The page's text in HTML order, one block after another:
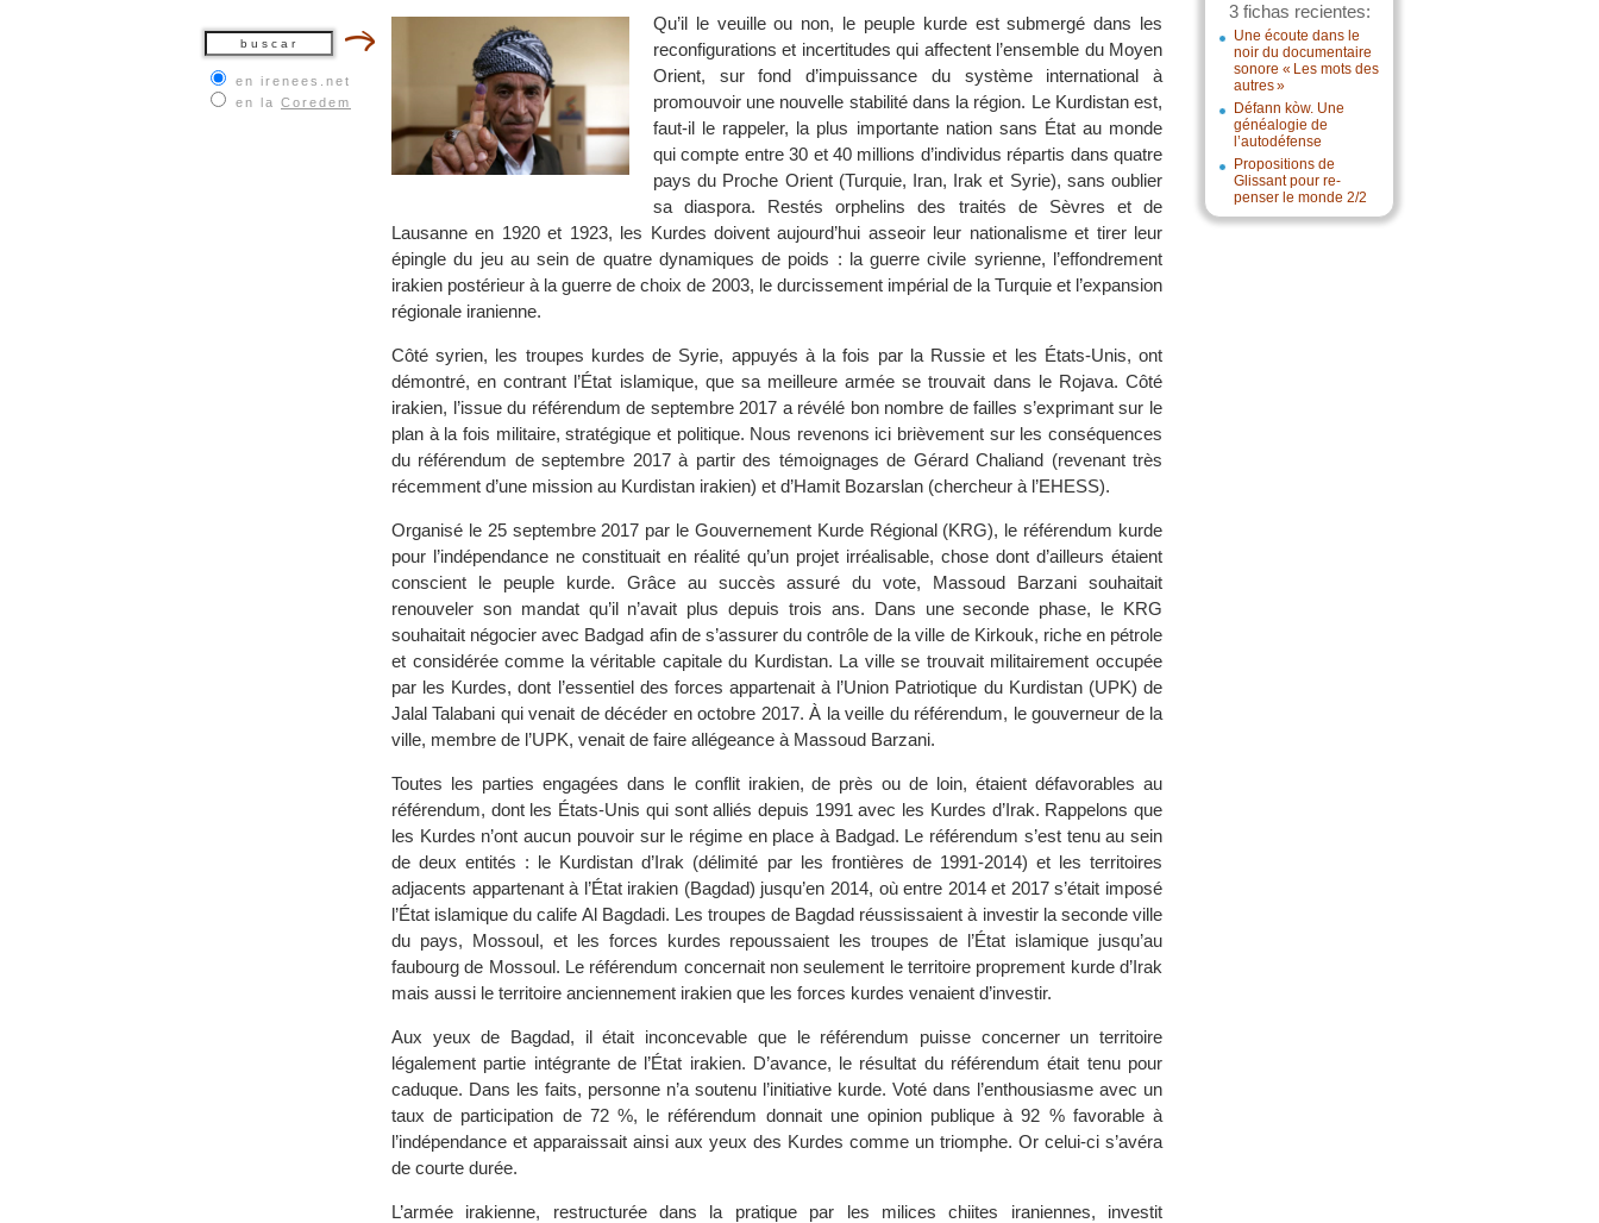
en irenees.net
en la Coredem
3 fichas recientes:
Une écoute dans le
noir du documentaire
sonore « Les mots des
autres »
Défann kòw. Une
généalogie de
l’autodéfense
Propositions de
Glissant pour re-
penser le monde 2/2
Qu’il le veuille ou non, le peuple kurde est submergé dans les
reconfigurations et incertitudes qui affectent l’ensemble du Moyen
Orient, sur fond d’impuissance du système international à
promouvoir une nouvelle stabilité dans la région. Le Kurdistan est,
faut-il le rappeler, la plus importante nation sans État au monde
qui compte entre 30 et 40 millions d’individus répartis dans quatre
pays du Proche Orient (Turquie, Iran, Irak et Syrie), sans oublier
sa diaspora. Restés orphelins des traités de Sèvres et de
Lausanne en 1920 et 1923, les Kurdes doivent aujourd’hui asseoir leur nationalisme et tirer leur
épingle du jeu au sein de quatre dynamiques de poids : la guerre civile syrienne, l’effondrement
irakien postérieur à la guerre de choix de 2003, le durcissement impérial de la Turquie et l’expansion
régionale iranienne.
Côté syrien, les troupes kurdes de Syrie, appuyés à la fois par la Russie et les États-Unis, ont
démontré, en contrant l’État islamique, que sa meilleure armée se trouvait dans le Rojava. Côté
irakien, l’issue du référendum de septembre 2017 a révélé bon nombre de failles s’exprimant sur le
plan à la fois militaire, stratégique et politique. Nous revenons ici brièvement sur les conséquences
du référendum de septembre 2017 à partir des témoignages de Gérard Chaliand (revenant très
récemment d’une mission au Kurdistan irakien) et d’Hamit Bozarslan (chercheur à l’EHESS).
Organisé le 25 septembre 2017 par le Gouvernement Kurde Régional (KRG), le référendum kurde
pour l’indépendance ne constituait en réalité qu’un projet irréalisable, chose dont d’ailleurs étaient
conscient le peuple kurde. Grâce au succès assuré du vote, Massoud Barzani souhaitait
renouveler son mandat qu’il n’avait plus depuis trois ans. Dans une seconde phase, le KRG
souhaitait négocier avec Badgad afin de s’assurer du contrôle de la ville de Kirkouk, riche en pétrole
et considérée comme la véritable capitale du Kurdistan. La ville se trouvait militairement occupée
par les Kurdes, dont l’essentiel des forces appartenait à l’Union Patriotique du Kurdistan (UPK) de
Jalal Talabani qui venait de décéder en octobre 2017. À la veille du référendum, le gouverneur de la
ville, membre de l’UPK, venait de faire allégeance à Massoud Barzani.
Toutes les parties engagées dans le conflit irakien, de près ou de loin, étaient défavorables au
référendum, dont les États-Unis qui sont alliés depuis 1991 avec les Kurdes d’Irak. Rappelons que
les Kurdes n’ont aucun pouvoir sur le régime en place à Badgad. Le référendum s’est tenu au sein
de deux entités : le Kurdistan d’Irak (délimité par les frontières de 1991-2014) et les territoires
adjacents appartenant à l’État irakien (Bagdad) jusqu’en 2014, où entre 2014 et 2017 s’était imposé
l’État islamique du calife Al Bagdadi. Les troupes de Bagdad réussissaient à investir la seconde ville
du pays, Mossoul, et les forces kurdes repoussaient les troupes de l’État islamique jusqu’au
faubourg de Mossoul. Le référendum concernait non seulement le territoire proprement kurde d’Irak
mais aussi le territoire anciennement irakien que les forces kurdes venaient d’investir.
Aux yeux de Bagdad, il était inconcevable que le référendum puisse concerner un territoire
légalement partie intégrante de l’État irakien. D’avance, le résultat du référendum était tenu pour
caduque. Dans les faits, personne n’a soutenu l’initiative kurde. Voté dans l’enthousiasme avec un
taux de participation de 72 %, le référendum donnait une opinion publique à 92 % favorable à
l’indépendance et apparaissait ainsi aux yeux des Kurdes comme un triomphe. Or celui-ci s’avéra
de courte durée.
L’armée irakienne, restructurée dans la pratique par les milices chiites iraniennes, investit